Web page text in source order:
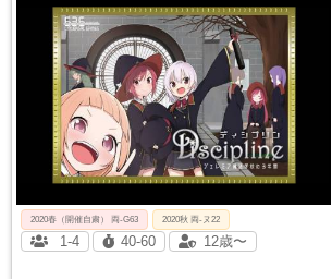
2020春（開催自粛） 両-G63 2020秋 両-ヌ22
1-4 40-60 12歳〜